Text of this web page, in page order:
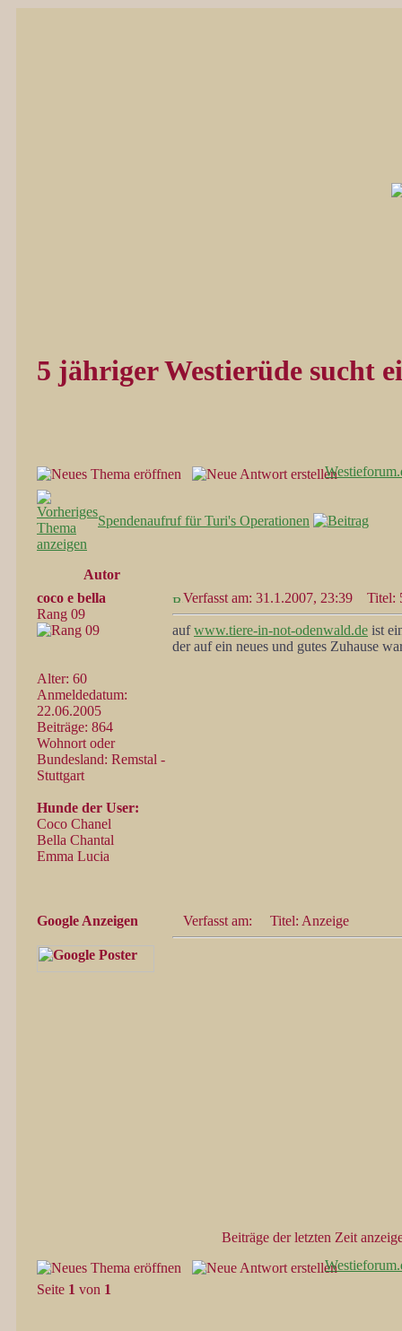
5 jähriger Westierüde sucht
Spendenaufruf für Turi's Operationen
Autor
coco e bella
Rang 09
Alter: 60
Anmeldedatum:
22.06.2005
Beiträge: 864
Wohnort oder
Bundesland: Remstal -
Stuttgart
Hunde der User:
Coco Chanel
Bella Chantal
Emma Lucia
Verfasst am: 31.1.2007, 23:39 Titel:
aufwww.tiere-in-not-odenwald.de ist
der auf ein neues und gutes Zuhause
Google Anzeigen Verfasst am: Titel: Anzeige
Beiträge der letzten Zeit
Seite 1 von 1